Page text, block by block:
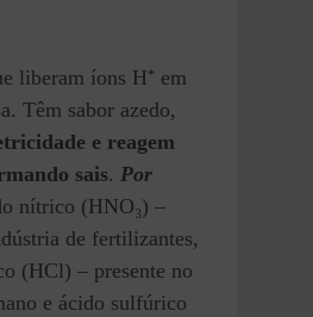
liberam íons H⁺ em
Têm sabor azedo,
e reagem
sais. Por
nítrico (HNO₃) –
de fertilizantes,
(HCl) – presente no
e ácido sulfúrico